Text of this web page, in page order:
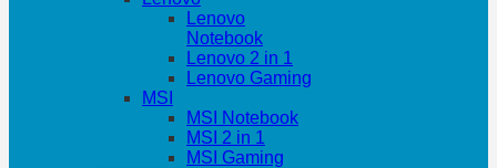
Lenovo
Notebook
Lenovo 2 in 1
Lenovo Gaming
MSI
MSI Notebook
MSI 2 in 1
MSI Gaming